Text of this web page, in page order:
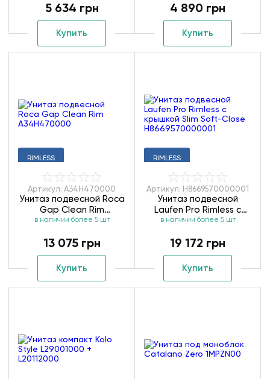
5 634 грн
Купить
4 890 грн
Купить
RIMLESS
Артикул: A34H470000
Унитаз подвесной Roca
Gap Clean Rim
A34H470000
в наличии более 5 шт
13 075 грн
Купить
RIMLESS
Артикул: H8669570000001
Унитаз подвесной
Laufen Pro Rimless с
крышкой Slim Soft-Close
в наличии более 5 шт
19 172 грн
Купить